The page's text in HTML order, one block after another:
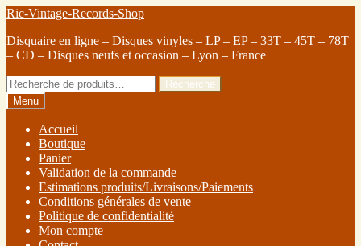
Ric-Vintage-Records-Shop
Disquaire en ligne – Disques vinyles – LP – EP – 33T – 45T – 78T
– CD – Disques neufs et occasion – Lyon – France
Recherche
Menu
Accueil
Boutique
Panier
Validation de la commande
Estimations produits/Livraisons/Paiements
Conditions générales de vente
Politique de confidentialité
Mon compte